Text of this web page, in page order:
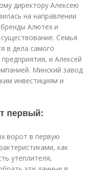
директору Алексею
на направлении
Алютех и
Семья
в дела самого
и Алексей
Минский завод
инвестициям и
первый:
ворот в первую
как
утеплителя,